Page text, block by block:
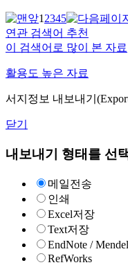
12345
연관 검색어 추천
이 검색어로 많이 본 자료
활용도 높은 자료
서지정보 내보내기
닫기
내보내기 형태를 선
메일전송
인쇄
Excel저장
Text저장
EndNote /
RefWorks